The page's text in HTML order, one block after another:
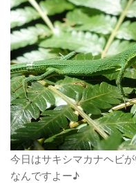
今日はサキシマカナヘビ
なんですよー♪